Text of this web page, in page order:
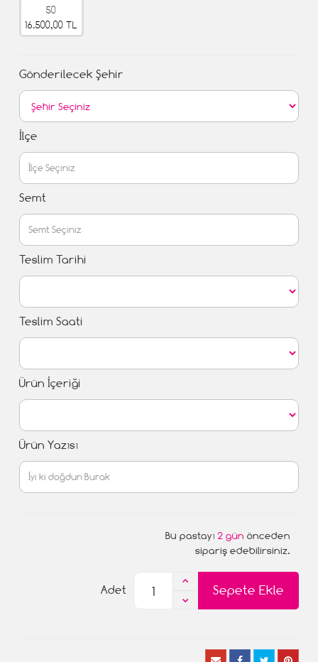
50
16.500,00 TL
Gönderilecek Şehir
İlçe
Semt
Teslim Tarihi
Teslim Saati
Ürün İçeriği
Ürün Yazısı
Bu pastayı 2 gün önceden
sipariş edebilirsiniz.
Sepete Ekle
Adet